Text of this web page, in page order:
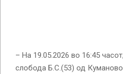
– На 19.05.2026 во 16:45
слобода Б.С.(53) од